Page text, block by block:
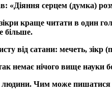
«Діяння серцем (думка)
краще читати в один
більше.
від сатани: мечеть,
немає нічого вище науки
людини. Чим може пишатися